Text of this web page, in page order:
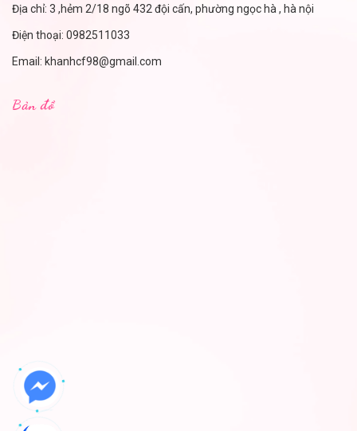
Địa chỉ: 3 ,hẻm 2/18 ngõ 432 đội cấn, phường ngọc hà , hà nội
Điện thoại: 0982511033
Email: khanhcf98@gmail.com
Bản đồ